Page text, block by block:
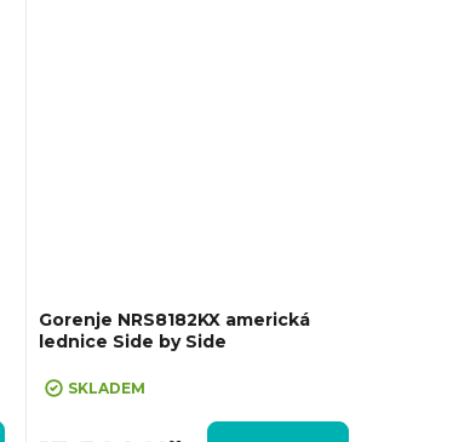
Gorenje NRS8182KX americká
lednice Side by Side
SKLADEM